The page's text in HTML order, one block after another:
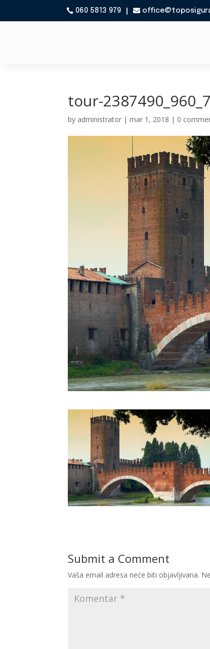
060 5813 979 
tour-
by administrator |mar 1, 2018 | 0
Submit a Comment
Vaša email adresa neće biti objavljivana.